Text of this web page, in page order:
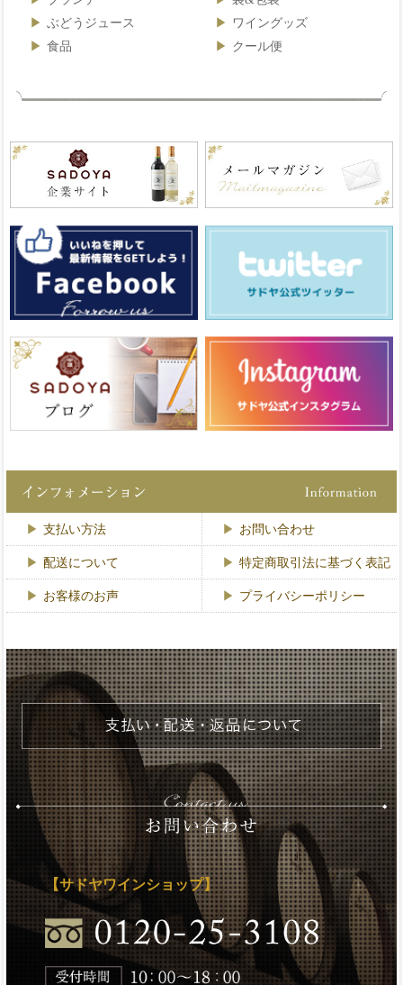
ぶどうジュース
ワイングッズ
食品
クール便
支払い方法 お問い合わせ
配送について 特定商取引法に基づく表記
お客様のお声 プライバシーポリシー
【サドヤワインショップ】